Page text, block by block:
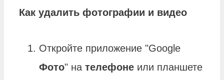
Как удалить фотографии и видео
Откройте приложение "Google
Фото" на телефоне или планшете